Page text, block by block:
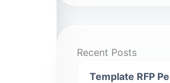
Recent Posts
Template RFP